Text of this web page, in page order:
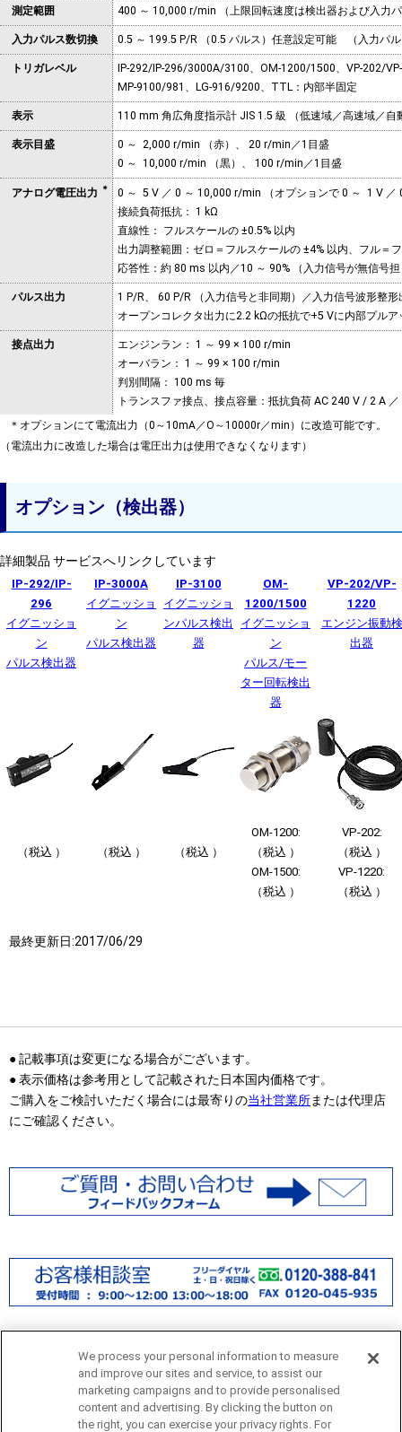
測定範囲 400 ～ 10,000 r/min （上限回転速度は検出器および入力
入力パルス数切換 0.5 ～ 199.5 P/R （0.5 パルス）任意設定可能 （入力パ
トリガレベル
IP-292/IP-296/3000A/3100、OM-1200/1500、VP-202/
MP-9100/981、LG-916/9200、TTL：内部半固定
表示 110 mm 角広角度指示計 JIS 1.5 級 （低速域／高速域／自
表示目盛
0 ～ 2,000 r/min （赤）、 20 r/min／1目盛
0 ～ 10,000 r/min （黒）、 100 r/min／1目盛
アナログ電圧出力 ＊
0 ～ 5 V ／ 0 ～ 10,000 r/min （オプションで 0 ～ 1 V ／
接続負荷抵抗： 1 kΩ
直線性： フルスケールの ±0.5% 以内
出力調整範囲：ゼロ＝フルスケールの ±4% 以内、フル＝
応答性：約 80 ms 以内／10 ～ 90% （入力信号が無信号
パルス出力
1 P/R、 60 P/R （入力信号と非同期）／入力信号波形整
オープンコレクタ出力に2.2 kΩの抵抗で+5 Vに内部プルア
接点出力
エンジンラン： 1 ～ 99 × 100 r/min
オーバラン： 1 ～ 99 × 100 r/min
判別間隔： 100 ms 毎
トランスファ接点、接点容量：抵抗負荷 AC 240 V / 2 A
使用電源 AC 100 V ～ 240 V ± 10%、約 25 VA （オプション： DC
質量 約 4 kg
・ヒューズ
価格 （税込
＊オプションにて電流出力（0～10mA／O～10000r／min）に改造可能です。
（電流出力に改造した場合は電圧出力は使用できなくなります）
オプション（検出器）
詳細製品 サービスへリンクしています
IP-292/IP-
296
イグニッショ
ン
パルス検出器
IP-3000A
イグニッショ
ン
パルス検出器
IP-3100
イグニッショ
ンパルス検出
器
OM-
1200/1500
イグニッショ
ン
パルス/モー
ター回転検出
器
VP-202/VP-
1220
エンジン振動検
出器
（税込 ） （税込 ） （税込 ）
OM-1200:
（税込 ）
OM-1500:
（税込 ）
VP-202:
（税込 ）
VP-1220:
（税込 ）
最終更新日:2017/06/29
● 記載事項は変更になる場合がございます。
● 表示価格は参考用として記載された日本国内価格です。
ご購入をご検討いただく場合には最寄りの当社営業所または代理店
にご確認ください。
We process your personal information to measure
and improve our sites and service, to assist our
marketing campaigns and to provide personalised
content and advertising. By clicking the button on
the right, you can exercise your privacy rights. For